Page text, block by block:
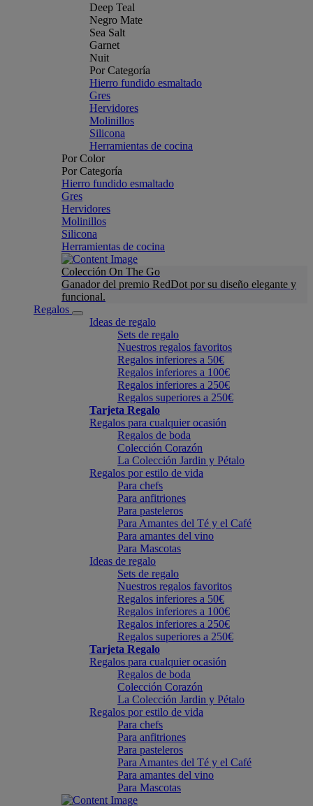
Deep Teal
Negro Mate
Sea Salt
Garnet
Nuit
Por Categoría
Hierro fundido esmaltado
Gres
Hervidores
Molinillos
Silicona
Herramientas de cocina
Por Color
Por Categoría
Hierro fundido esmaltado
Gres
Hervidores
Molinillos
Silicona
Herramientas de cocina
Colección On The Go
Ganador del premio RedDot por su diseño elegante y
funcional.
Regalos
Ideas de regalo
Sets de regalo
Nuestros regalos favoritos
Regalos inferiores a 50€
Regalos inferiores a 100€
Regalos inferiores a 250€
Regalos superiores a 250€
Tarjeta Regalo
Regalos para cualquier ocasión
Regalos de boda
Colección Corazón
La Colección Jardin y Pétalo
Regalos por estilo de vida
Para chefs
Para anfitriones
Para pasteleros
Para Amantes del Té y el Café
Para amantes del vino
Para Mascotas
Ideas de regalo
Sets de regalo
Nuestros regalos favoritos
Regalos inferiores a 50€
Regalos inferiores a 100€
Regalos inferiores a 250€
Regalos superiores a 250€
Tarjeta Regalo
Regalos para cualquier ocasión
Regalos de boda
Colección Corazón
La Colección Jardin y Pétalo
Regalos por estilo de vida
Para chefs
Para anfitriones
Para pasteleros
Para Amantes del Té y el Café
Para amantes del vino
Para Mascotas